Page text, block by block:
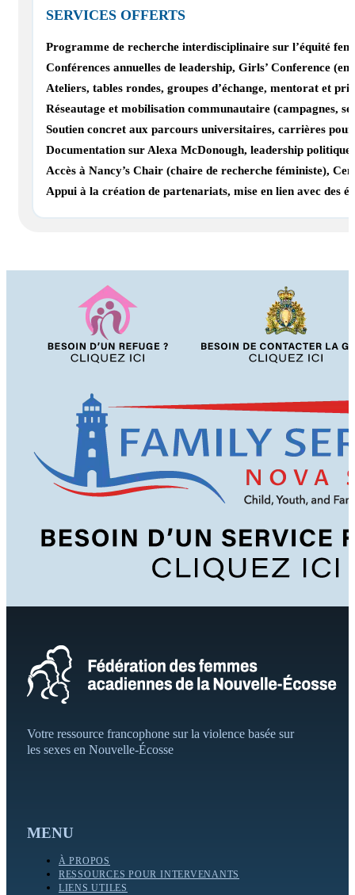
SERVICES OFFERTS
Programme de recherche interdisciplinaire sur l’équité
Conférences annuelles de leadership, Girls’ Conference
Ateliers, tables rondes, groupes d’échange, mentorat et
Réseautage et mobilisation communautaire (campagnes,
Soutien concret aux parcours universitaires, carrières
Documentation sur Alexa McDonough, leadership
Accès à Nancy’s Chair (chaire de recherche féministe),
Appui à la création de partenariats, mise en lien avec des
Votre ressource francophone sur la violence basée sur
les sexes en Nouvelle-Écosse
MENU
À PROPOS
RESSOURCES POUR INTERVENANTS
LIENS UTILES